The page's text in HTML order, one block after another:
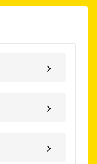
>
>
>